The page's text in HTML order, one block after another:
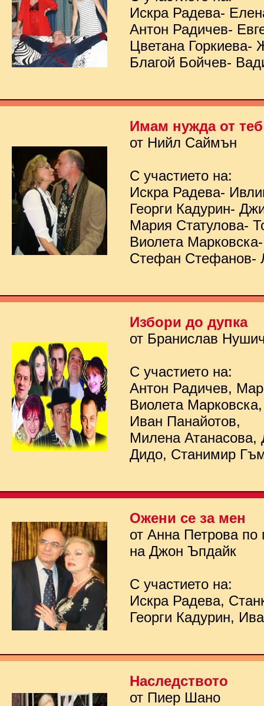
Искра Радева-
Антон Радичев-
Цветана Горкиева-
Благой Бойчев-
Имам нужда от теб
от Нийл Саймън
С участието на:
Искра Радева-
Георги Кадурин-
Мария Статулова-
Виолета
Стефан Стефанов-
Избори до дупка
от Бранислав
С участието на:
Антон Радичев,
Виолета
Иван Панайотов,
Милена Атанасова,
Дидо, Станимир
Ожени се за мен
от Анна Петрова по
на Джон Ъпдайк
С участието на:
Искра Радева,
Георги Кадурин,
Наследството
от Пиер Шано